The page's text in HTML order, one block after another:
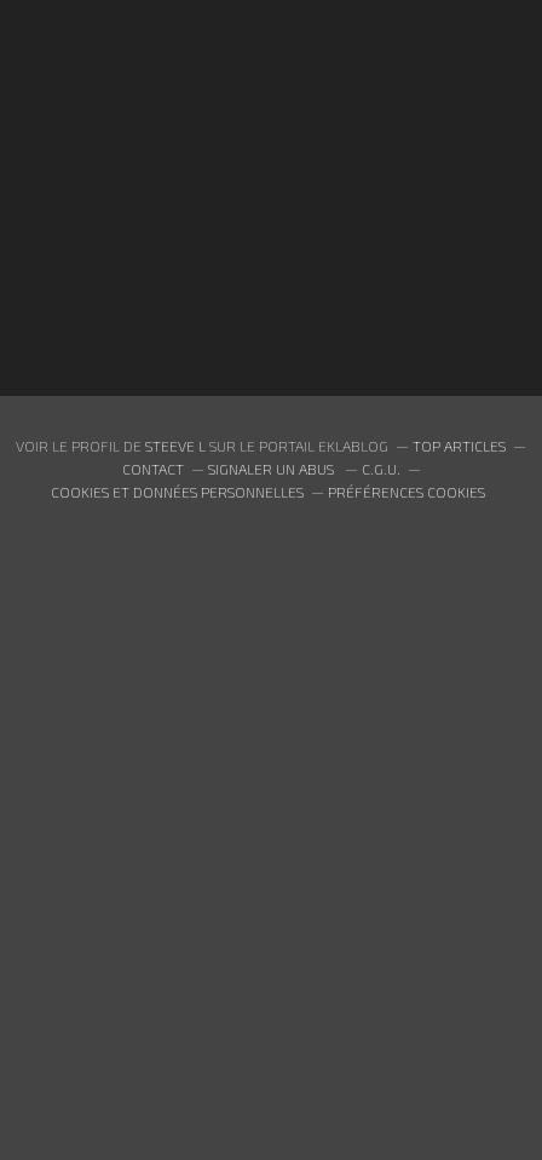
VOIR LE PROFIL DE STEEVE L SUR LE PORTAIL EKLABLOG
TOP ARTICLES
CONTACT
SIGNALER UN ABUS
C.G.U.
COOKIES ET DONNÉES PERSONNELLES
PRÉFÉRENCES COOKIES